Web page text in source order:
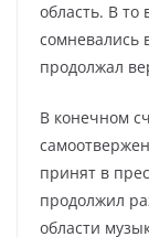
область. В то
сомневались
продолжал
В конечном
принят в
продолжил
области